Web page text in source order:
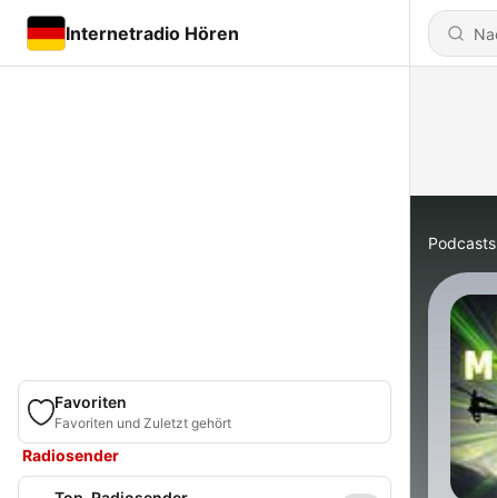
Internetradio Hören
Favoriten
Favoriten und Zuletzt gehört
Radiosender
Podcasts